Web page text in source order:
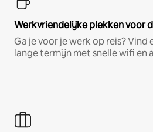
Werkvriendelijke plekken voor
Ga je voor je werk op reis?
lange termijn met snelle wifi en